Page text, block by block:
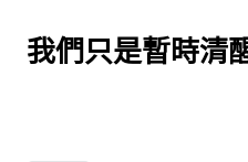
我們只是暫時清